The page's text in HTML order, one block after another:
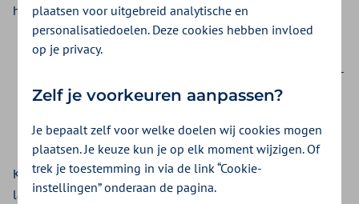
hangt onder andere af van:
Wat voor zorg je nodig hebt
De voor- en nadelen van zorg in natura (ZIN) en een Zvw-
pgb
werken
Kijk ook eens op de website van Per Saldo. Per Saldo is de
landelijke vereniging van mensen met een
plaatsen voor uitgebreid analytische en
personalisatiedoelen. Deze cookies hebben invloed
op je privacy.
Zelf je voorkeuren aanpassen?
Je bepaalt zelf voor welke doelen wij cookies mogen
plaatsen. Je keuze kun je op elk moment wijzigen. Of
trek je toestemming in via de link “Cookie-
instellingen” onderaan de pagina.